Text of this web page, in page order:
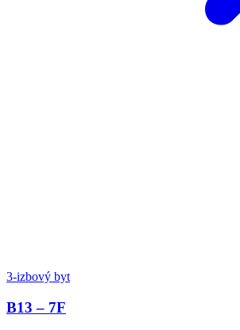
3-izbový byt
B13 – 7F